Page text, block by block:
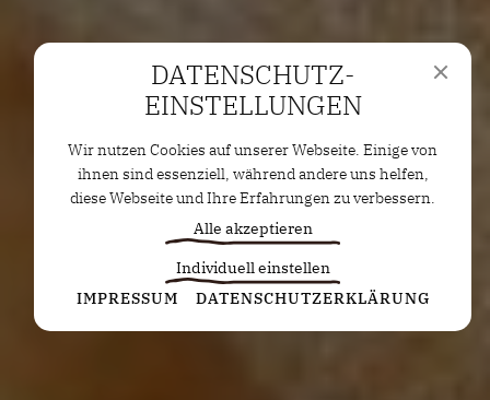
DATENSCHUTZ­
EINSTELLUNGEN
Wir nutzen Cookies auf unserer Webseite. Einige von
ihnen sind essenziell, während andere uns helfen,
diese Webseite und Ihre Erfahrungen zu verbessern.
Alle akzeptieren
Individuell einstellen
Statistiken
Diese Cookies erfassen anonyme Statistiken. Diese
IMPRESSUM DATENSCHUTZERKLÄRUNG